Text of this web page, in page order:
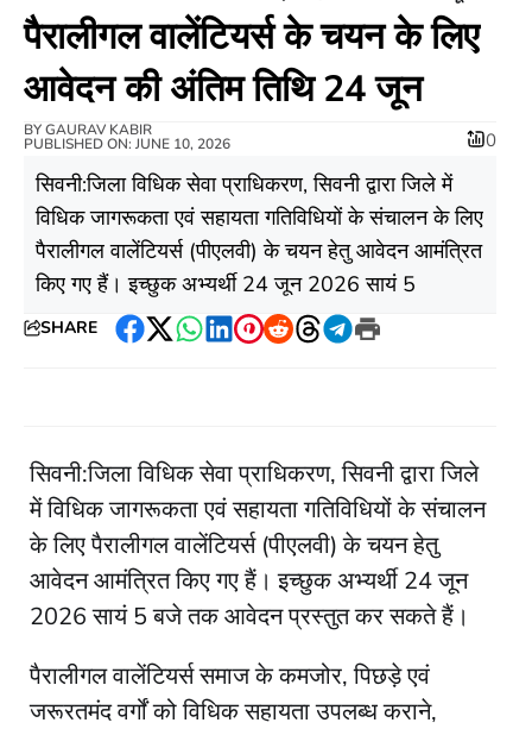
पैरालीगल वालेंटियर्स के चयन के लिए
आवेदन की अंतिम तिथि 24 जून
BYGAURAV KABIR
PUBLISHED ON: JUNE 10, 2026 0
सिवनी:जिला विधिक सेवा प्राधिकरण, सिवनी द्वारा जिले में
विधिक जागरूकता एवं सहायता गतिविधियों के संचालन के लिए
पैरालीगल वालेंटियर्स (पीएलवी) के चयन हेतु आवेदन आमंत्रित
किए गए हैं। इच्छुक अभ्यर्थी 24 जून 2026 सायं 5
SHARE
Facebook
Twitter
WhatsApp
LinkedIn
Pinterest
RedditThreads
Telegram
Print
सिवनी:जिला विधिक सेवा प्राधिकरण, सिवनी द्वारा जिले
में विधिक जागरूकता एवं सहायता गतिविधियों के संचालन
के लिए पैरालीगल वालेंटियर्स (पीएलवी) के चयन हेतु
आवेदन आमंत्रित किए गए हैं। इच्छुक अभ्यर्थी 24 जून
2026 सायं 5 बजे तक आवेदन प्रस्तुत कर सकते हैं।
पैरालीगल वालेंटियर्स समाज के कमजोर, पिछड़े एवं
जरूरतमंद वर्गों को विधिक सहायता उपलब्ध कराने,